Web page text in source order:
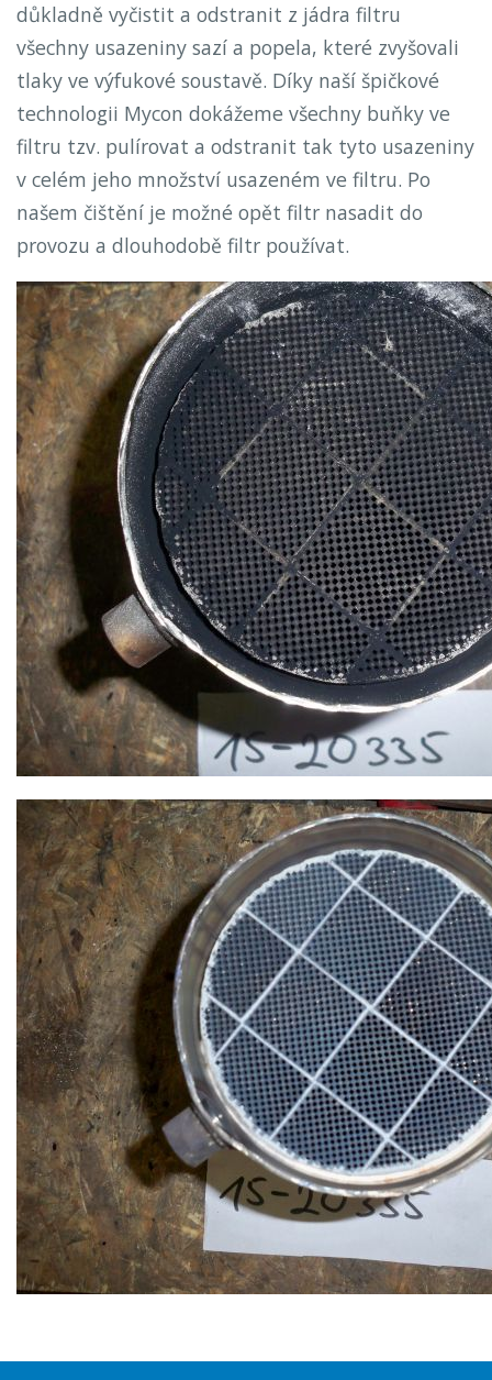
důkladně vyčistit a odstranit z jádra filtru
všechny usazeniny sazí a popela, které zvyšovali
tlaky ve výfukové soustavě. Díky naší špičkové
technologii Mycon dokážeme všechny buňky ve
filtru tzv. pulírovat a odstranit tak tyto usazeniny
v celém jeho množství usazeném ve filtru. Po
našem čištění je možné opět filtr nasadit do
provozu a dlouhodobě filtr používat.